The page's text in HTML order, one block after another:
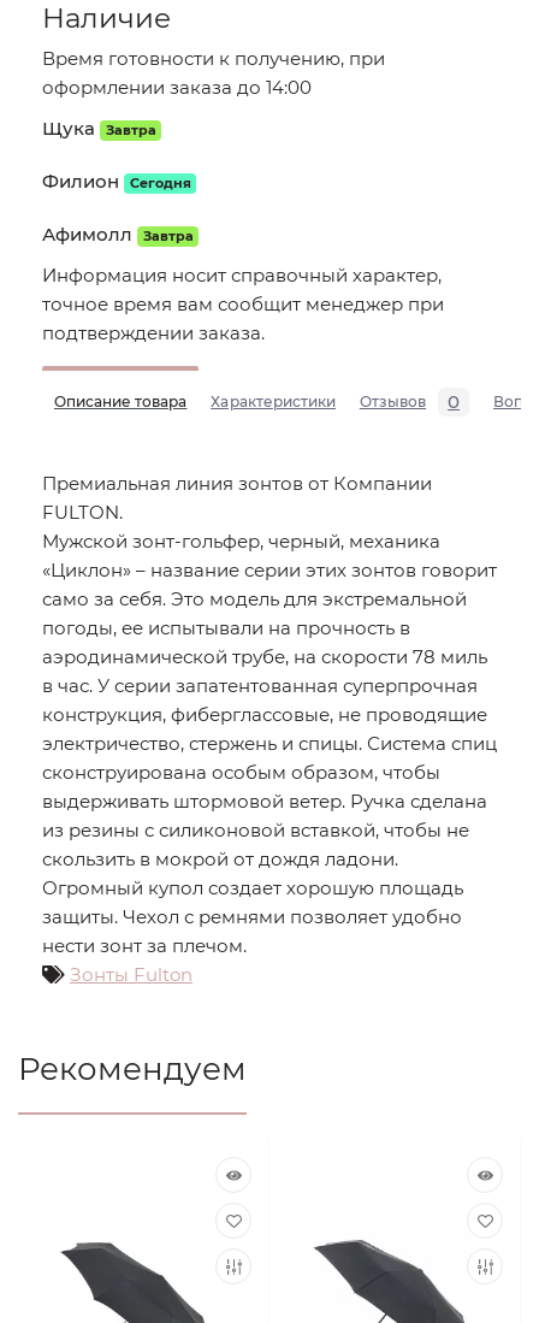
Наличие
Время готовности к получению, при
оформлении заказа до 14:00
Щука
Завтра
Филион Сегодня
Афимолл Завтра
Информация носит справочный характер,
точное время вам сообщит менеджер при
подтверждении заказа.
Описание товара Характеристики Отзывов 0
Премиальная линия зонтов от Компании
FULTON.
Мужской зонт-гольфер, черный, механика
«Циклон» – название серии этих зонтов говорит
само за себя. Это модель для экстремальной
погоды, ее испытывали на прочность в
аэродинамической трубе, на скорости 78 миль
в час. У серии запатентованная суперпрочная
конструкция, фиберглассовые, не проводящие
электричество, стержень и спицы. Система спиц
сконструирована особым образом, чтобы
выдерживать штормовой ветер. Ручка сделана
из резины с силиконовой вставкой, чтобы не
скользить в мокрой от дождя ладони.
Огромный купол создает хорошую площадь
защиты. Чехол с ремнями позволяет удобно
нести зонт за плечом.
Зонты Fulton
Рекомендуем